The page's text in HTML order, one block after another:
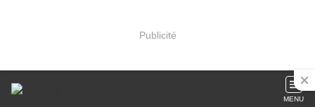
Publicité
MENU